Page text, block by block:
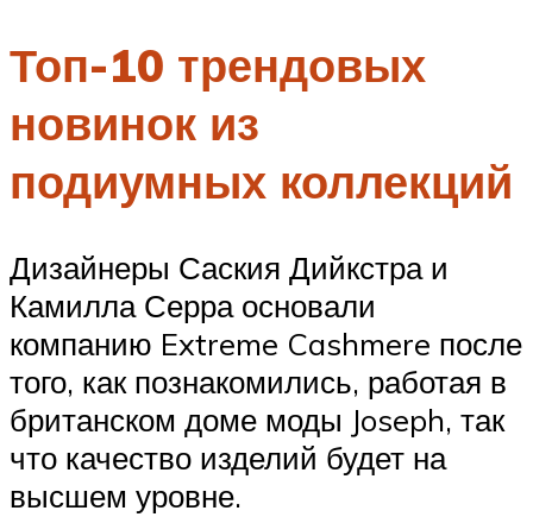
Топ-10 трендовых
новинок из
подиумных коллекций
Дизайнеры Саския Дийкстра и
Камилла Серра основали
компанию Extreme Cashmere после
того, как познакомились, работая в
британском доме моды Joseph, так
что качество изделий будет на
высшем уровне.